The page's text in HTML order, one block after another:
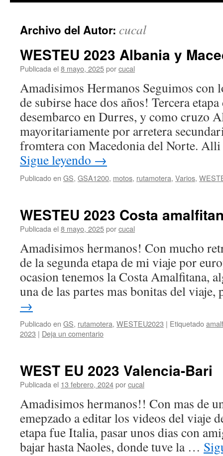
Archivo del Autor: cucal
WESTEU 2023 Albania y
Publicada el 8 mayo, 2025porcucal
Amadisimos Hermanos Seguimos con
de subirse hace dos años! Tercera
desembarco en Durres, y como cruzo
mayoritariamente por arretera
fromtera con Macedonia del Norte.
Sigue leyendo →
Publicado en GS, GSA1200, motos, rutamotera, Varios,
WESTEU 2023 Costa
Publicada el 8 mayo, 2025porcucal
Amadisimos hermanos! Con mucho
de la segunda etapa de mi viaje por
ocasion tenemos la Costa Amalfitana,
una de las partes mas bonitas del
→
Publicado en GS, rutamotera, WESTEU2023 | Etiquetado
2023 | Deja un comentario
WEST EU 2023 Valencia-Bari
Publicada el 13 febrero, 2024porcucal
Amadisimos hermanos!! Con mas de
emepzado a editar los videos del viaje
etapa fue Italia, pasar unos dias con
bajar hasta Naoles, donde tuve la …